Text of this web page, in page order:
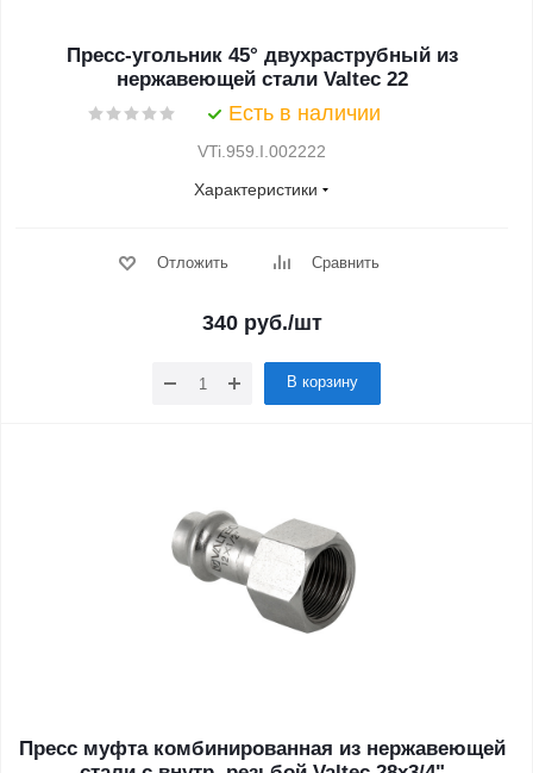
Пресс-угольник 45° двухраструбный из
нержавеющей стали Valtec 22
Есть в наличии
VTi.959.I.002222
Характеристики
Отложить Сравнить
340 руб./шт
В корзину
Пресс муфта комбинированная из нержавеющей